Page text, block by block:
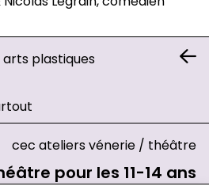
arts plastiques
cec ateliers vénerie / théâtre
pour les 11-14 ans